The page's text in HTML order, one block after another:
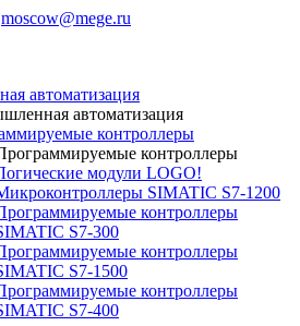
moscow@mege.ru
автоматизация
автоматизация
контроллеры
контроллеры
модули LOGO!
SIMATIC S7-1200
контроллеры
S7-300
контроллеры
S7-1500
контроллеры
S7-400